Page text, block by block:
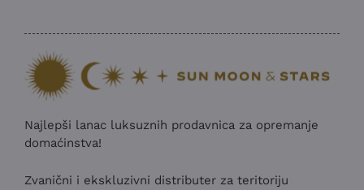
Najlepši lanac luksuznih prodavnica za opremanje
domaćinstva!
Zvanični i ekskluzivni distributer za teritoriju